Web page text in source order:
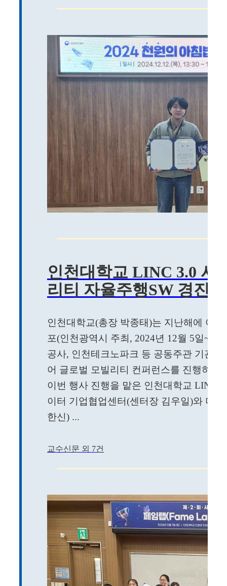
인천대학교 LINC 3.0 사
리티 자율주행SW 경진
인천대학교(총장 박종태)는 지난해에 이
포(인천광역시 주최, 2024년 12월 5일~6
공사, 인천테크노파크 등 공동주관 기관
어 글로벌 모빌리티 컨퍼런스를 진행하였
이번 행사 진행을 맡은 인천대학교
이터 기업협업센터(센터장 김우일)와 미
한신) ...
교수신문 외 7건